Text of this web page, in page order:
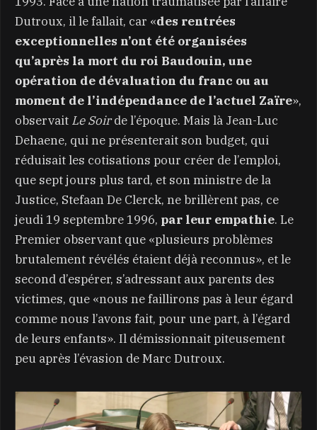
Dutroux, il le fallait, car «des rentrées
exceptionnelles n’ont été organisées
qu’après la mort du roi Baudouin, une
opération de dévaluation du franc ou au
moment de l’indépendance de l’actuel Zaïre»,
observait Le Soirde l’époque. Mais là Jean-Luc
Dehaene, qui ne présenterait son budget, qui
réduisait les cotisations pour créer de l’emploi,
que sept jours plus tard, et son ministre de la
Justice, Stefaan De Clerck, ne brillèrent pas, ce
jeudi 19 septembre 1996, par leur empathie. Le
Premier observant que «plusieurs problèmes
brutalement révélés étaient déjà reconnus», et le
second d’espérer, s’adressant aux parents des
victimes, que «nous ne faillirons pas à leur égard
comme nous l’avons fait, pour une part, à l’égard
de leurs enfants». Il démissionnait piteusement
peu après l’évasion de Marc Dutroux.